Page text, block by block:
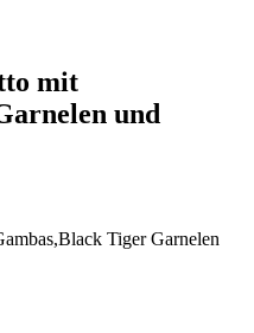
mit
und
Tiger Garnelen